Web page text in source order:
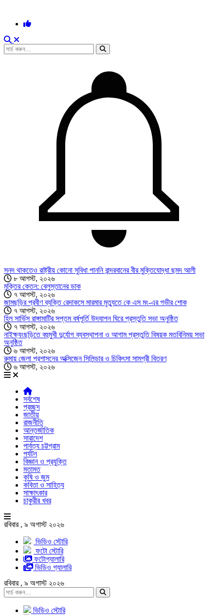
সনদ থাকতেও রাষ্ট্রীয় কোনো সুবিধা পাননি বান্দরবানের বীর মুক্তিযোদ্ধা ছমদ আলী
৮ আগস্ট, ২০২৬
মুক্তির কেতন: বেলুস্তানের ডাক
৭ আগস্ট, ২০২৬
জামছড়ির প্রবীণ ব্যক্তি রেদাকসে মারমার মৃত্যুতে কে এস মং-এর গভীর শোক
৭ আগস্ট, ২০২৬
হিল সার্ভিস রাঙ্গামাটির সপ্তম বর্ষপূর্তি উদযাপন ঘিরে প্রস্তুতি সভা অনুষ্ঠিত
৭ আগস্ট, ২০২৬
নাইক্ষ্যংছড়িতে বহুমুখী দুর্যোগ ব্যবস্থাপনা ও আগাম প্রস্তুতি বিষয়ক মতবিনিময় সভা
অনুষ্ঠিত
৬ আগস্ট, ২০২৬
রুমায় জেলা প্রশাসনের অক্সিজেন সিলিন্ডার ও চিকিৎসা সামগ্রী বিতরণ
৬ আগস্ট, ২০২৬
সর্বশেষ
প্রচ্ছদ
জাতীয়
রাজনীতি
আন্তর্জাতিক
সারাদেশ
পার্বত্য চট্টগ্রাম
পর্যটন
বিজ্ঞান ও প্রযুক্তি
মতামত
কৃষি ও জুম
কবিতা ও সাহিত্য
সাক্ষাৎকার
চাকুরীর খবর
রবিবার , ৯ অগাস্ট ২০২৬
ভিডিও স্টোরি
ফটো স্টোরি
ফটোগ্যালারি
ভিডিও গ্যালারি
রবিবার , ৯ অগাস্ট ২০২৬
ভিডিও স্টোরি